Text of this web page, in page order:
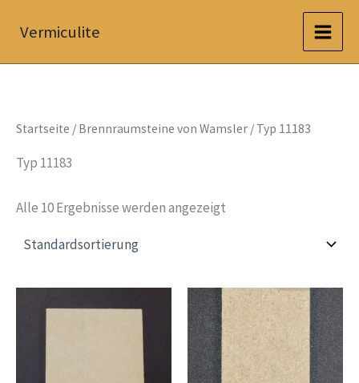
InhaltVermiculite
Startseite / Brennraumsteine von Wamsler / Typ 11183
Typ 11183
Alle 10 Ergebnisse werden angezeigt